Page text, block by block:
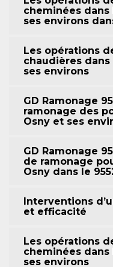
cheminées
ses environs
Les opérations
chaudières
ses environs
GD Ramonage
ramonage des
Osny et ses
GD Ramonage
de ramonage
Osny dans le
Interventions
et efficacité
Les opérations
cheminées
ses environs